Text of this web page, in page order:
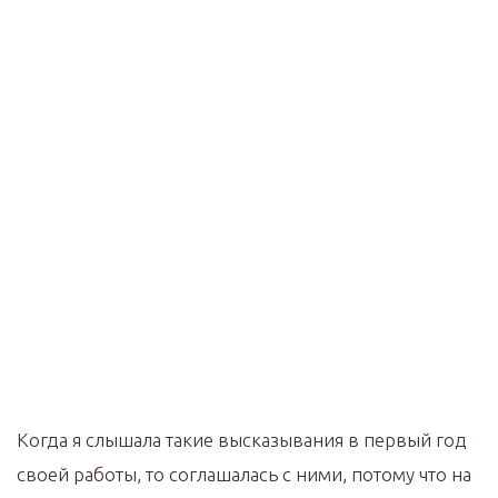
Когда я слышала такие высказывания в первый год
своей работы, то соглашалась с ними, потому что на